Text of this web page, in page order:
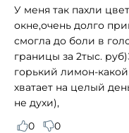
У меня так пахли
окне,очень долго
смогла до боли в
границы за 2тыс.
горький лимон-
хватает на целый
не духи),
0
0